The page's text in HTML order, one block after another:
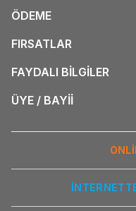
ÖDEME
FIRSATLAR
FAYDALI BİLGİLER
ÜYE / BAYİİ